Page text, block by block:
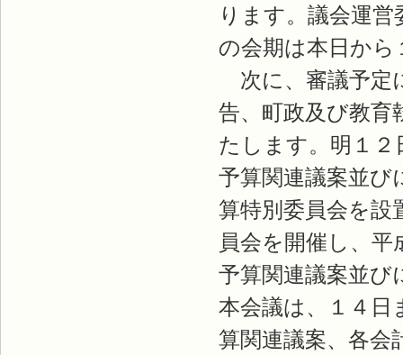
ります。議会運
の会期は本日か
次に、審議予定
告、町政及び教育
たします。明１２
予算関連議案並び
算特別委員会を設
員会を開催し、
予算関連議案並び
本会議は、１４日
算関連議案、各会